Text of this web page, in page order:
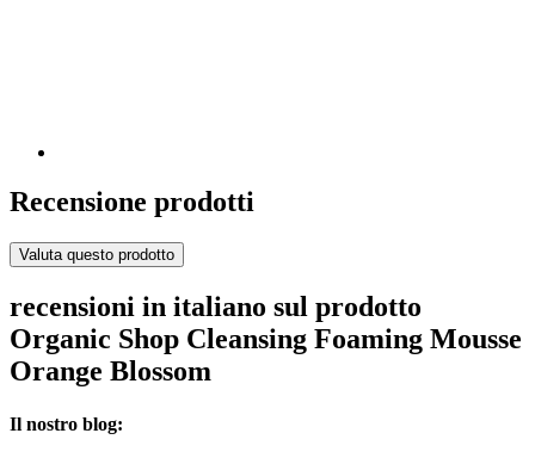
Recensione prodotti
Valuta questo prodotto
recensioni in italiano sul prodotto
Organic Shop Cleansing Foaming Mousse
Orange Blossom
Il nostro blog: